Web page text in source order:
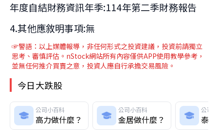
年度自結財務資訊年季:114年第二季財務報告
4.其他應敘明事項:無
☞警語：以上媒體報導 ，非任何形式之投資建議，投資前請獨立
思考、審慎評估。nStock網站所有內容僅供APP使用教學參考，
並無任何推介買賣之意，投資人應自行承擔交易風險。
今日大跌股
公司小百科
高力做什麼？
公司小百科
金居做什麼？
公司
泰